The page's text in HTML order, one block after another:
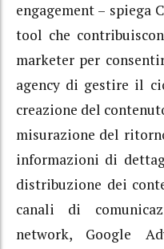
engagement –
tool che
marketer per
agency di gestire il
creazione del
misurazione del
informazioni di
distribuzione dei
canali di
network, Google